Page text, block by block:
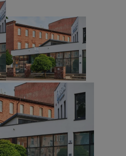
Simplifi Holdings
Inc.
.simpli.fi
NGINX Inc.
bh.contextweb.com